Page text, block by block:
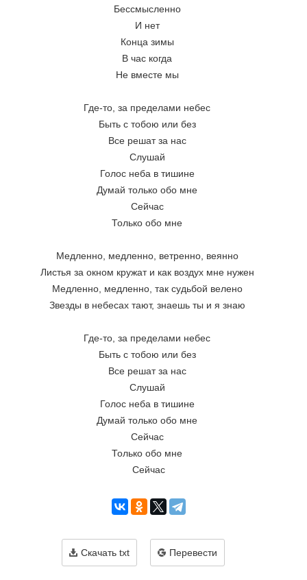
Бессмысленно
И нет
Конца зимы
В час когда
Не вместе мы
Где-то, за пределами небес
Быть с тобою или без
Все решат за нас
Слушай
Голос неба в тишине
Думай только обо мне
Сейчас
Только обо мне
Медленно, медленно, ветренно, веянно
Листья за окном кружат и как воздух мне нужен
Медленно, медленно, так судьбой велено
Звезды в небесах тают, знаешь ты и я знаю
Где-то, за пределами небес
Быть с тобою или без
Все решат за нас
Слушай
Голос неба в тишине
Думай только обо мне
Сейчас
Только обо мне
Сейчас
Скачать txt Перевести